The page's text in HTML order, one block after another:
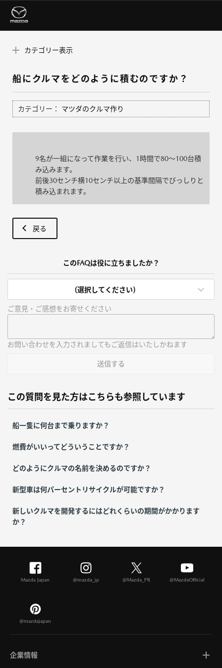
カテゴリー表示
船にクルマをどのように積むのですか？
カテゴリー： マツダのクルマ作り
9名が一組になって作業を行い、1時間で80～100台積
み込みます。
前後30センチ横10センチ以上の基準間隔でびっしりと
積み込まれます。
戻る
このFAQは役に立ちましたか？
(選択してください)
ご意見・ご感想をお寄せください
お問い合わせを入力されましてもご返信はいたしかねます
送信する
この質問を見た方はこちらも参照しています
船一隻に何台まで乗りますか？
燃費がいいってどういうことですか？
どのようにクルマの名前を決めるのですか？
新型車は何パーセントリサイクルが可能ですか？
新しいクルマを開発するにはどれくらいの期間がかかります
か？
Mazda Japan @mazda_jp @Mazda_PR @MazdaOfficial
@mazdajapan
企業情報